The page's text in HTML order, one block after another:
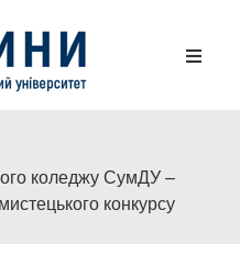
коледжу СумДУ –
конкурсу